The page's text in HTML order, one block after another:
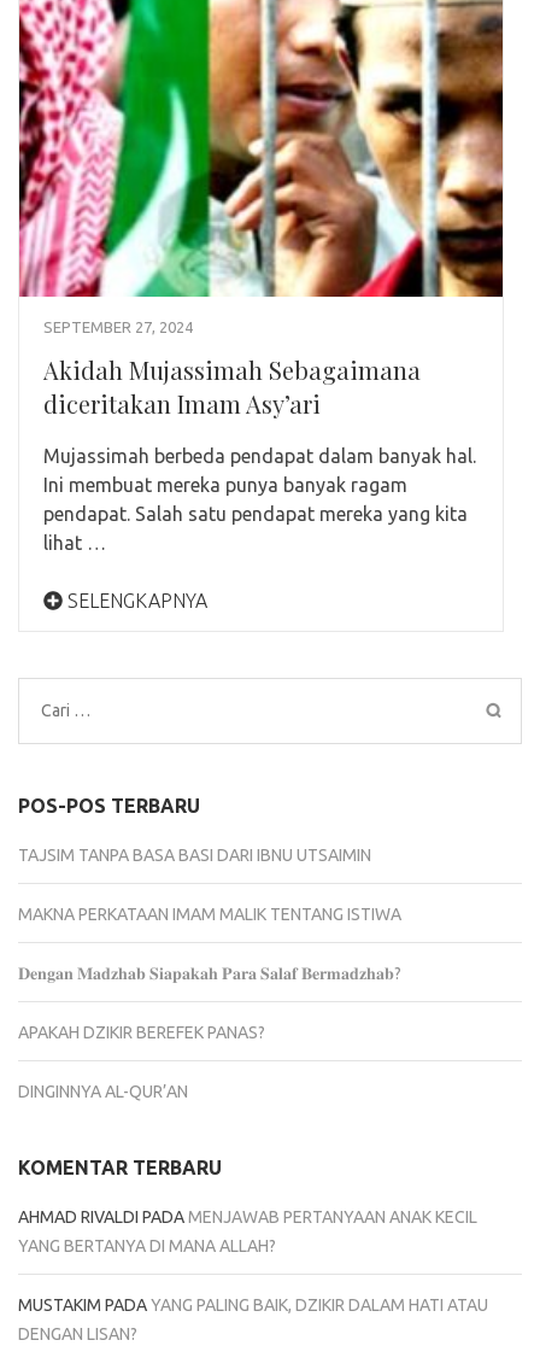
SEPTEMBER 27, 2024
Akidah Mujassimah Sebagaimana
diceritakan Imam Asy’ari
Mujassimah berbeda pendapat dalam banyak hal.
Ini membuat mereka punya banyak ragam
pendapat. Salah satu pendapat mereka yang kita
lihat …
SELENGKAPNYA
Cari
untuk:
POS-POS TERBARU
TAJSIM TANPA BASA BASI DARI IBNU UTSAIMIN
MAKNA PERKATAAN IMAM MALIK TENTANG ISTIWA
𝐃𝐞𝐧𝐠𝐚𝐧 𝐌𝐚𝐝𝐳𝐡𝐚𝐛 𝐒𝐢𝐚𝐩𝐚𝐤𝐚𝐡 𝐏𝐚𝐫𝐚 𝐒𝐚𝐥𝐚𝐟 𝐁𝐞𝐫𝐦𝐚𝐝𝐳𝐡𝐚𝐛?
APAKAH DZIKIR BEREFEK PANAS?
DINGINNYA AL-QUR’AN
KOMENTAR TERBARU
AHMAD RIVALDI PADAMENJAWAB PERTANYAAN ANAK KECIL
YANG BERTANYA DI MANA ALLAH?
MUSTAKIM PADAYANG PALING BAIK, DZIKIR DALAM HATI ATAU
DENGAN LISAN?